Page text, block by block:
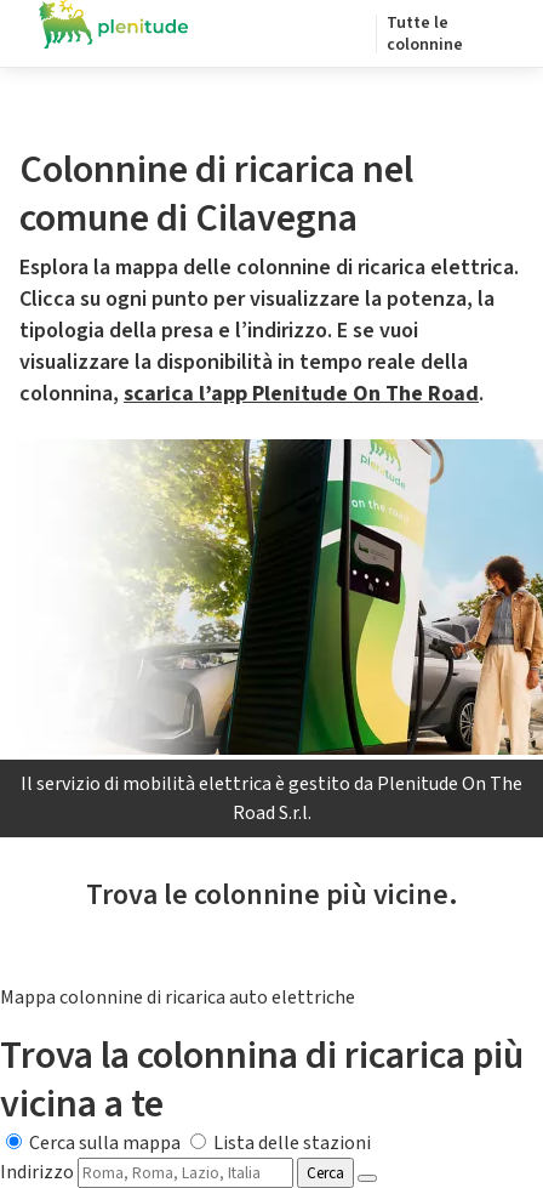
Tutte le
colonnine
Colonnine di ricarica nel
comune di Cilavegna
Esplora la mappa delle colonnine di ricarica elettrica.
Clicca su ogni punto per visualizzare la potenza, la
tipologia della presa e l’indirizzo. E se vuoi
visualizzare la disponibilità in tempo reale della
colonnina, scarica l’app Plenitude On The Road.
Il servizio di mobilità elettrica è gestito da Plenitude On The
Road S.r.l.
Trova le colonnine più vicine.
Mappa colonnine di ricarica auto elettriche
Trova la colonnina di ricarica più
vicina a te
Cerca sulla mappa
Lista delle stazioni
Indirizzo
Cerca